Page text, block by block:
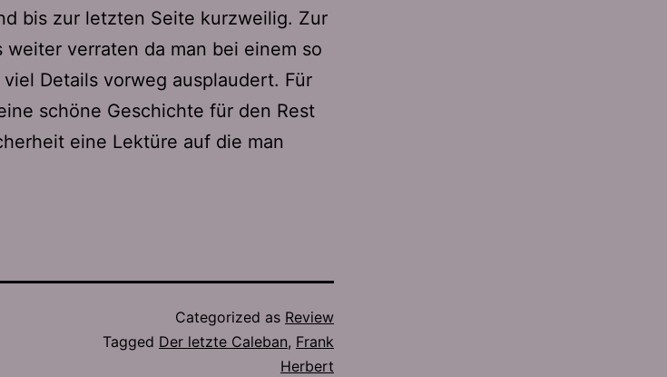
bis zur letzten Seite kurzweilig. Zur
verraten da man bei einem so
Details vorweg ausplaudert. Für
schöne Geschichte für den Rest
eine Lektüre auf die man
Categorized as Review
Tagged Der letzte Caleban, Frank
Herbert